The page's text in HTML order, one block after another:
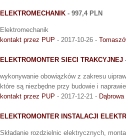
ELEKTROMECHANIK - 997,4 PLN
Elektromechanik
kontakt przez PUP - 2017-10-26 -
ELEKTROMONTER SIECI TRAKCYJNEJ
wykonywanie obowiązków z zakresu
które są niezbędne przy budowie i
kontakt przez PUP - 2017-12-21 - Dąbrowa
ELEKTROMONTER INSTALACJI
Składanie rozdzielnic elektrycznych,